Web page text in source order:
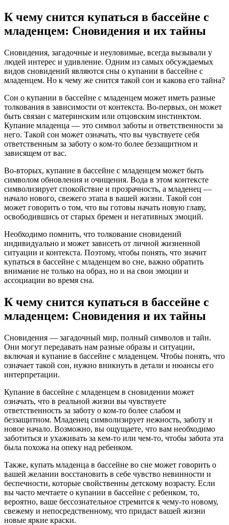
К чему снится купаться в бассейне с
младенцем: Сновидения и их тайны
Сновидения, загадочные и неуловимые, всегда вызывали у
людей интерес и удивление. Одним из самых обсуждаемых
видов сновидений являются сны о купании в бассейне с
младенцем. Но к чему же снится такой сон и какова его тайна?
Сон о купании в бассейне с младенцем может иметь разные
толкования в зависимости от контекста. Во-первых, он может
быть связан с материнским или отцовским инстинктом.
Купание младенца — это символ заботы и ответственности за
него. Такой сон может означать, что вы чувствуете себя
ответственным за заботу о ком-то более беззащитном и
зависящем от вас.
Во-вторых, купание в бассейне с младенцем может быть
символом обновления и очищения. Вода в этом контексте
символизирует спокойствие и прозрачность, а младенец —
начало нового, свежего этапа в вашей жизни. Такой сон
может говорить о том, что вы готовы начать новую главу,
освободившись от старых бремен и негативных эмоций.
Необходимо помнить, что толкование сновидений
индивидуально и может зависеть от личной жизненной
ситуации и контекста. Поэтому, чтобы понять, что значит
купаться в бассейне с младенцем во сне, важно обратить
внимание не только на образ, но и на свои эмоции и
ассоциации во время сна.
К чему снится купаться в бассейне с
младенцем: Сновидения и их тайны
Сновидения — загадочный мир, полный символов и тайн.
Они могут передавать нам разные образы и ситуации,
включая и купание в бассейне с младенцем. Чтобы понять, что
означает такой сон, нужно вникнуть в детали и нюансы его
интерпретации.
Купание в бассейне с младенцем в сновидении может
означать, что в реальной жизни вы чувствуете
ответственность за заботу о ком-то более слабом и
беззащитном. Младенец символизирует нежность, заботу и
новое начало. Возможно, вы ощущаете, что вам необходимо
заботиться и ухаживать за кем-то или чем-то, чтобы забота эта
была похожа на опеку над ребенком.
Также, купать младенца в бассейне во сне может говорить о
вашей желании восстановить в себе чувство невинности и
беспечности, которые свойственны детскому возрасту. Если
вы часто мечтаете о купании в бассейне с ребенком, то,
вероятно, ваше бессознательное стремится к чему-то новому,
свежему и непосредственному, что придаст вашей жизни
новые яркие краски.